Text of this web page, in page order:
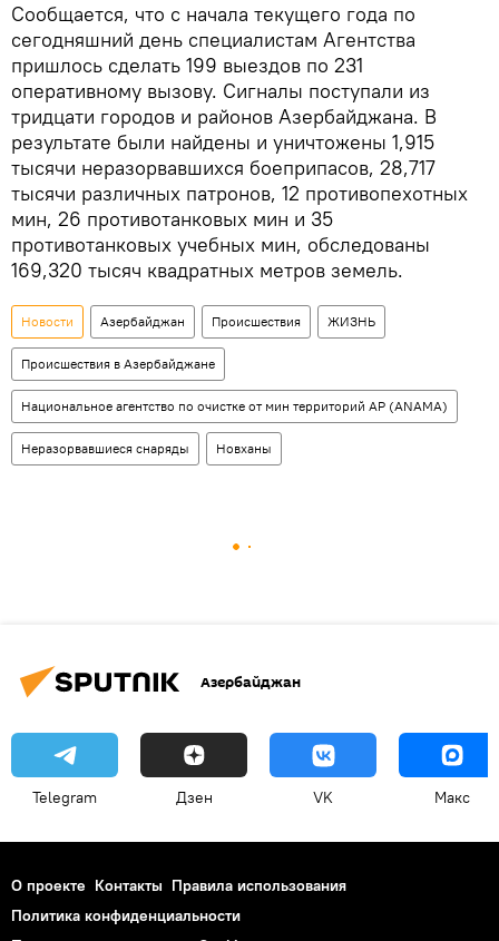
Сообщается, что с начала текущего года по
сегодняшний день специалистам Агентства
пришлось сделать 199 выездов по 231
оперативному вызову. Сигналы поступали из
тридцати городов и районов Азербайджана. В
результате были найдены и уничтожены 1,915
тысячи неразорвавшихся боеприпасов, 28,717
тысячи различных патронов, 12 противопехотных
мин, 26 противотанковых мин и 35
противотанковых учебных мин, обследованы
169,320 тысяч квадратных метров земель.
Новости Азербайджан Происшествия ЖИЗНЬ
Происшествия в Азербайджане
Национальное агентство по очистке от мин территорий АР (ANAMA)
Неразорвавшиеся снаряды Новханы
Азербайджан
Telegram Дзен VK Макс
О проекте Контакты Правила использования
Политика конфиденциальности